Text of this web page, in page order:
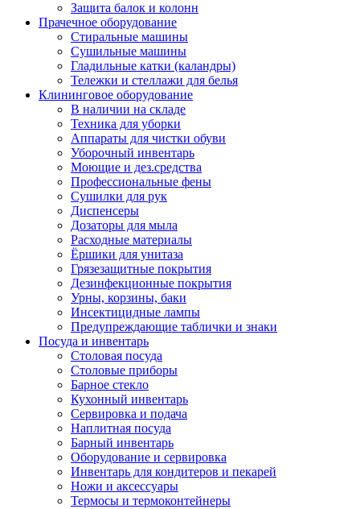
Защита балок и колонн
Прачечное оборудование
Стиральные машины
Сушильные машины
Гладильные катки (каландры)
Тележки и стеллажи для белья
Клининговое оборудование
В наличии на складе
Техника для уборки
Аппараты для чистки обуви
Уборочный инвентарь
Моющие и дез.средства
Профессиональные фены
Сушилки для рук
Диспенсеры
Дозаторы для мыла
Расходные материалы
Ёршики для унитаза
Грязезащитные покрытия
Дезинфекционные покрытия
Урны, корзины, баки
Инсектицидные лампы
Предупреждающие таблички и знаки
Посуда и инвентарь
Столовая посуда
Столовые приборы
Барное стекло
Кухонный инвентарь
Сервировка и подача
Наплитная посуда
Барный инвентарь
Оборудование и сервировка
Инвентарь для кондитеров и пекарей
Ножи и аксессуары
Термосы и термоконтейнеры